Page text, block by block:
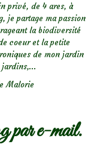
privé, de 4 ares, à
je partage ma passion
la biodiversité
coeur et la petite
de mon jardin
Malorie
par e-mail.